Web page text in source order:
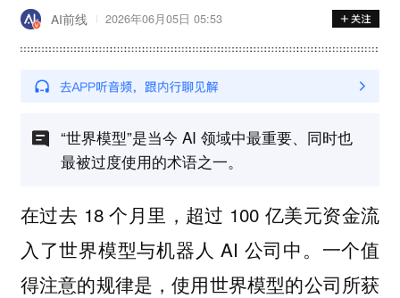
AI前线 2026年06月05日 05:53
“世界模型”是当今 AI 领域中最重要、同时也
最被过度使用的术语之一。
在过去 18 个月里，超过 100 亿美元资金流
入了世界模型与机器人 AI 公司中。一个值
得注意的规律是，使用世界模型的公司所获